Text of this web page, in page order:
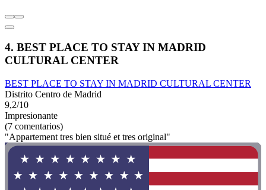
4. BEST PLACE TO STAY IN MADRID
CULTURAL CENTER
BEST PLACE TO STAY IN MADRID CULTURAL CENTER
Distrito Centro de Madrid
9,2/10
Impresionante
(7 comentarios)
"Appartement tres bien situé et tres original"